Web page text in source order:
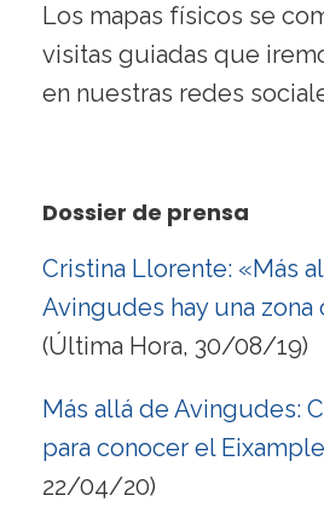
Los mapas físicos se
visitas guiadas que
en nuestras redes
Dossier de prensa
Cristina Llorente: «Más
Avingudes hay una zona
(Última Hora, 30/08/19)
Más allá de Avingudes:
para conocer el Eixample
22/04/20)